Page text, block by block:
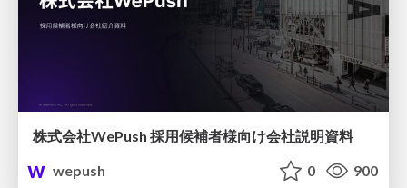
株式会社WePush 採用候補者様向け会社説明資料
wepush
0 900